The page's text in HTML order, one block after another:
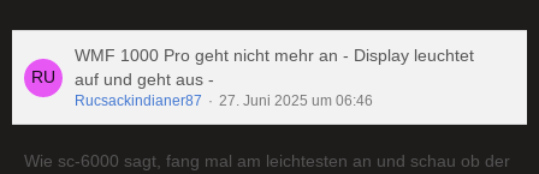
WMF 1000 Pro geht nicht mehr an - Display leuchtet
auf und geht aus -
Rucsackindianer87 27. Juni 2025 um 06:46
Wie sc-6000 sagt, fang mal am leichtesten an und schau ob der